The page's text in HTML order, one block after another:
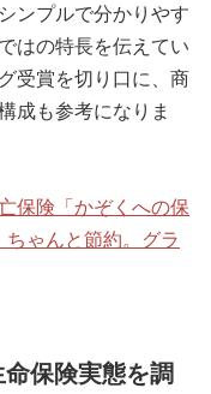
ンプルで分かりやす
はの特長を伝えてい
受賞を切り口に、商
成も参考になりま
保険「かぞくへの保
ゃんと節約。グラ
保険実態を調